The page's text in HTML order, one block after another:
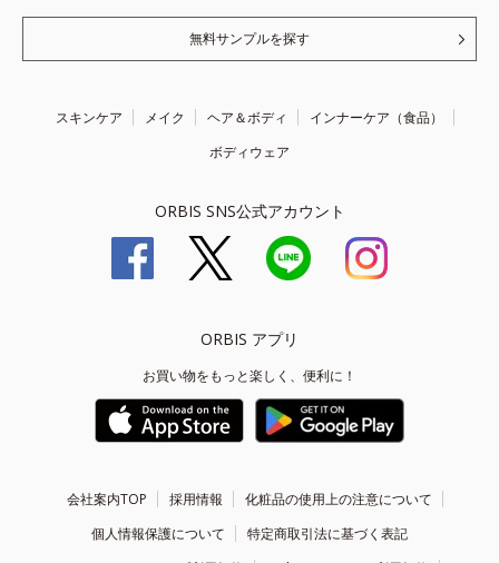
無料サンプルを探す
スキンケア メイク ヘア＆ボディ
インナーケア（食品）
ボディウェア
ORBIS SNS公式アカウント
ORBIS アプリ
お買い物をもっと楽しく、便利に！
会社案内TOP 採用情報
化粧品の使用上の注意について
個人情報保護について
特定商取引法に基づく表記